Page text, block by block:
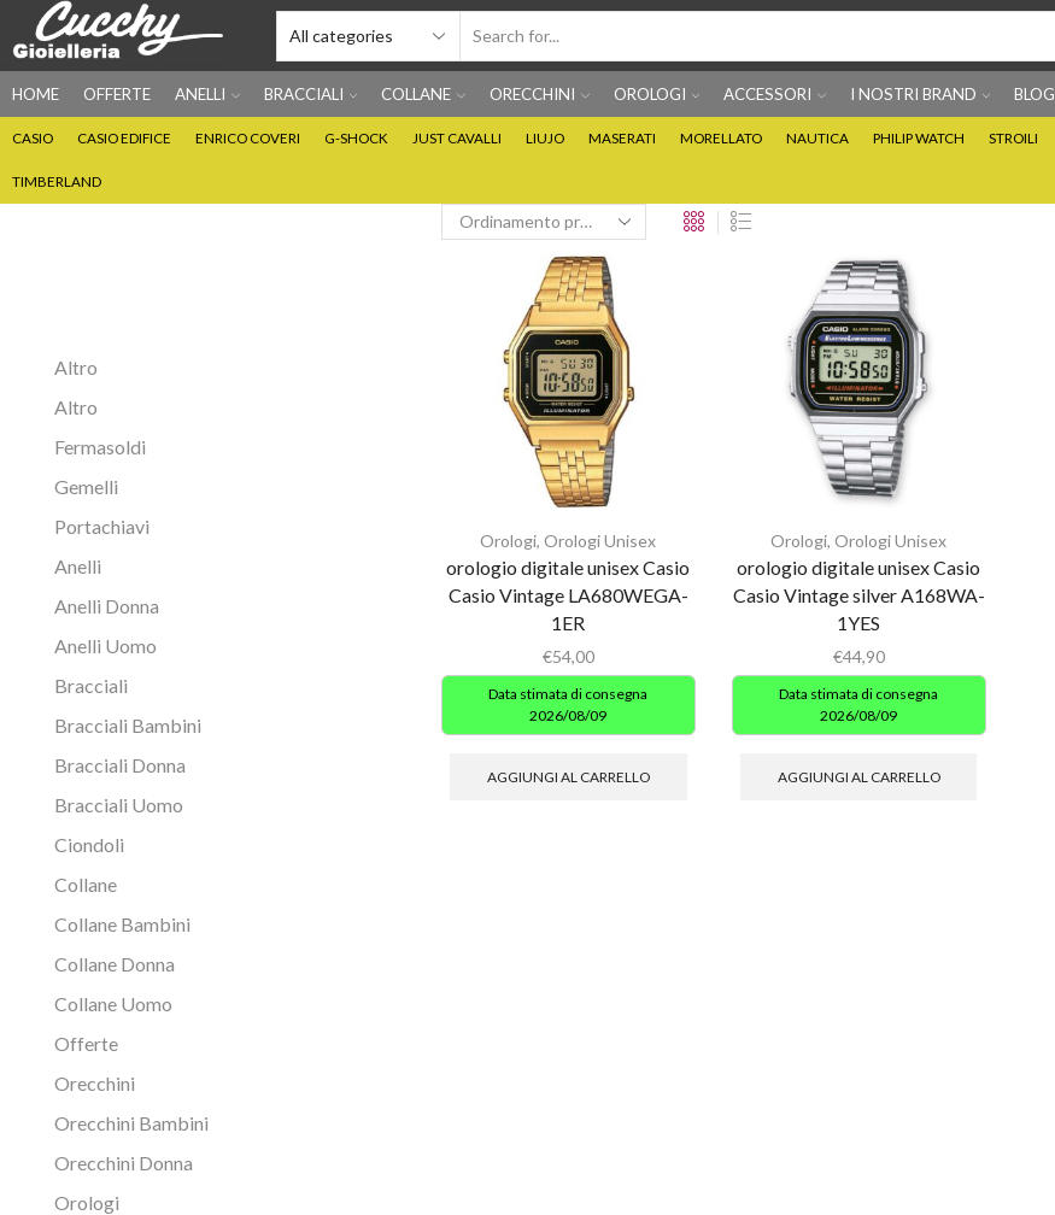
HOME OFFERTE ANELLI BRACCIALI COLLANE ORECCHINI OROLOGI ACCESSORI I NOSTRI BRAND BLOG
CASIO CASIO EDIFICE ENRICO COVERI G-SHOCK JUST CAVALLI LIUJO MASERATI MORELLATO NAUTICA PHILIP WATCH STROILI
TIMBERLAND
Orologi, Orologi Unisex
orologio digitale unisex Casio
Casio Vintage LA680WEGA-
1ER
€54,00
Data stimata di consegna
2026/08/09
AGGIUNGI AL CARRELLO
Orologi, Orologi Unisex
orologio digitale unisex Casio
Casio Vintage silver A168WA-
1YES
€44,90
Data stimata di consegna
2026/08/09
AGGIUNGI AL CARRELLO
Altro
Altro
Fermasoldi
Gemelli
Portachiavi
Anelli
Anelli Donna
Anelli Uomo
Bracciali
Bracciali Bambini
Bracciali Donna
Bracciali Uomo
Ciondoli
Collane
Collane Bambini
Collane Donna
Collane Uomo
Offerte
Orecchini
Orecchini Bambini
Orecchini Donna
Orologi